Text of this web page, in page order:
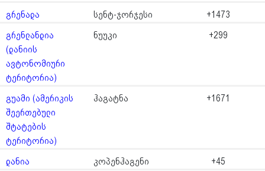
გრენადა სენტ-ჯორჯესი
+1473
გრენლანდია
(დანიის
ავტონომიური
ტერიტორია)
ნუუკი +299
გუამი (ამერიკის
შეერთებული
შტატების
ტერიტორია)
ჰაგატნა +1671
დანია კოპენჰაგენი
+45